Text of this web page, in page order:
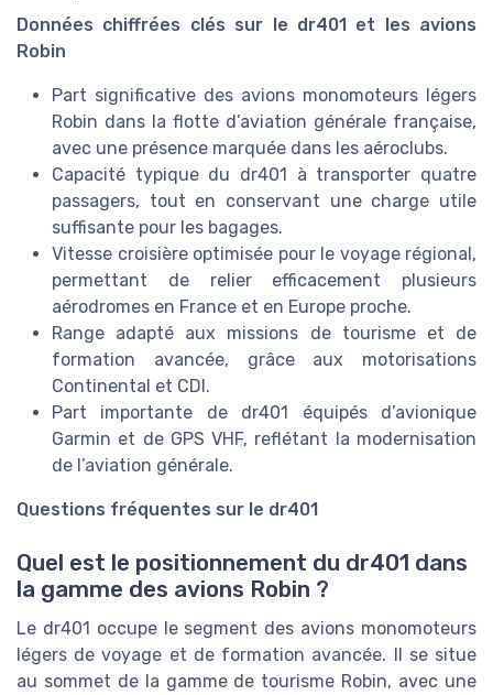
Données chiffrées clés sur le dr401 et les avions
Robin
Part significative des avions monomoteurs légers
Robin dans la flotte d’aviation générale française,
avec une présence marquée dans les aéroclubs.
Capacité typique du dr401 à transporter quatre
passagers, tout en conservant une charge utile
suffisante pour les bagages.
Vitesse croisière optimisée pour le voyage régional,
permettant de relier efficacement plusieurs
aérodromes en France et en Europe proche.
Range adapté aux missions de tourisme et de
formation avancée, grâce aux motorisations
Continental et CDI.
Part importante de dr401 équipés d’avionique
Garmin et de GPS VHF, reflétant la modernisation
de l’aviation générale.
Questions fréquentes sur le dr401
Quel est le positionnement du dr401 dans
la gamme des avions Robin ?
Le dr401 occupe le segment des avions monomoteurs
légers de voyage et de formation avancée. Il se situe
au sommet de la gamme de tourisme Robin, avec une